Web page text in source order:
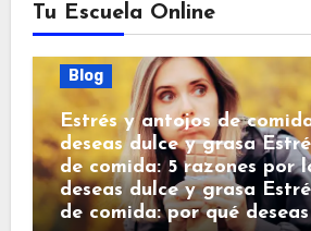
Tu Escuela Online
Blog
Estrés y antojos de
deseas dulce y grasa
de comida: 5 razones por
deseas dulce y grasa
de comida: por qué